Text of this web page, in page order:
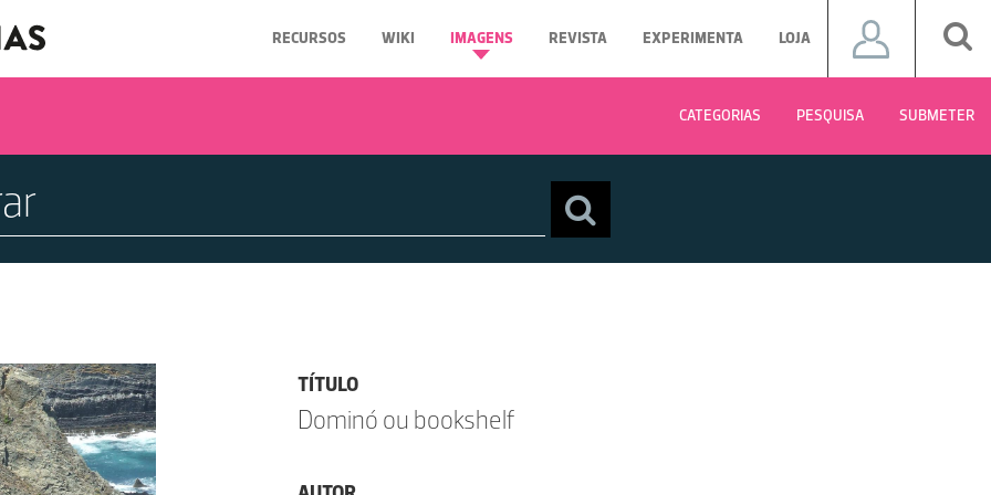
RECURSOS WIKI IMAGENS REVISTA EXPERIMENTA LOJA
CATEGORIAS PESQUISA SUBMETER
TÍTULO
Dominó ou bookshelf